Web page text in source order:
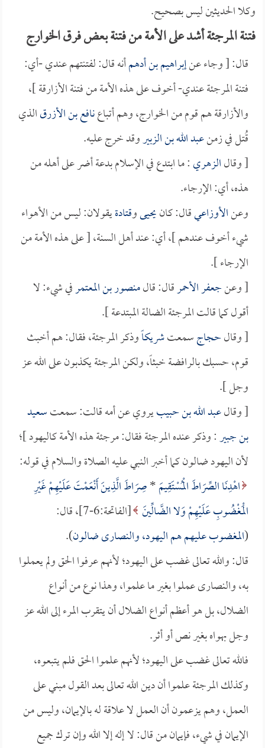
وكلا الحديثين ليس بصحيح.
فتنة المرجئة أشد على الأمة من فتنة بعض فرق الخوارج
قال: [ وجاء عنإبراهيم بن أدهمأنه قال: لفتنتهم عندي -أي:
فتنة المرجئة عندي- أخوف على هذه الأمة من فتنة الأزارقة ]،
والأزارقة هم قوم من الخوارج، وهم أتباعنافع بن الأزرقالذي
قُتل في زمنعبد الله بن الزبيروقد خرج عليه.
[ وقالالزهري: ما ابتدع في الإسلام بدعة أضر على أهله من
هذه، أي: الإرجاء.
وعنالأوزاعيقال: كانيحيىوقتادةيقولان: ليس من الأهواء
شيء أخوف عندهم ]، أي: عند أهل السنة، [ على هذه الأمة من
الإرجاء ].
[ وعنجعفر الأحمرقال: قالمنصور بن المعتمرفي شيء: لا
أقول كما قالت المرجئة الضالة المبتدعة ].
[ وقالحجاجسمعتشريكاًوذكر المرجئة، فقال: هم أخبث
قوم، حسبك بالرافضة خبثاً، ولكن المرجئة يكذبون على الله عز
وجل ].
[ وقالعبد الله بن حبيبيروي عن أمه قالت: سمعتسعيد
بن جبير: وذكر عنده المرجئة فقال: مرجئة هذه الأمة كاليهود ]؛
لأن اليهود ضالون كما أخبر النبي عليه الصلاة والسلام في قوله:
اهْدِنَا الصِّرَاطَ الْمُسْتَقِيمَ*صِرَاطَ الَّذِينَ أَنْعَمْتَ عَلَيْهِمْ غَيْرِ
الْمَغْضُوبِ عَلَيْهِمْ وَلا الضَّالِّينَ
[الفاتحة:6-7]، قال:
(المغضوب عليهم هم اليهود، والنصارى ضالون).
قال: والله تعالى غضب على اليهود؛ لأنهم عرفوا الحق ولم يعملوا
به، والنصارى عملوا بغير ما علموا، وهذا نوع من أنواع
الضلال، بل هو أعظم أنواع الضلال أن يتقرب المرء إلى الله عز
وجل بهواه بغير نص أو أثر.
فالله تعالى غضب على اليهود؛ لأنهم علموا الحق فلم يتبعوه،
وكذلك المرجئة علموا أن دين الله تعالى بعد القول مبني على
العمل، وهم يزعمون أن العمل لا علاقة له بالإيمان، وليس من
الإيمان في شيء، فإيمان من قال: لا إله إلا الله وإن ترك جميع